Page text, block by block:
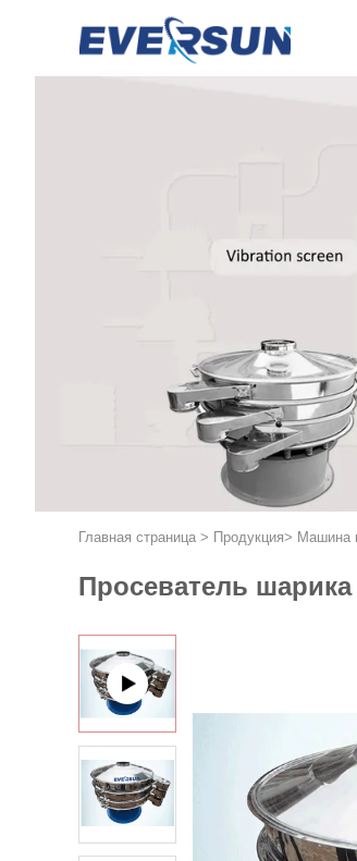
Главная страница > Продукция> Машина
Просеватель